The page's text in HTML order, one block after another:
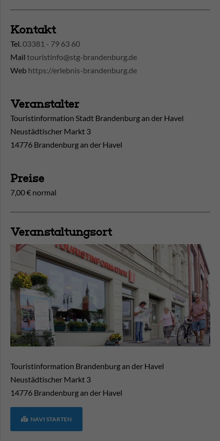
Kontakt
Tel.03381 - 79 63 60
Mail touristinfo@stg-brandenburg.de
Web https://erlebnis-brandenburg.de
Veranstalter
Touristinformation Stadt Brandenburg an der Havel
Neustädtischer Markt 3
14776 Brandenburg an der Havel
Preise
7,00 € normal
Veranstaltungsort
Touristinformation Brandenburg an der Havel
Neustädtischer Markt 3
14776 Brandenburg an der Havel
NAVI STARTEN